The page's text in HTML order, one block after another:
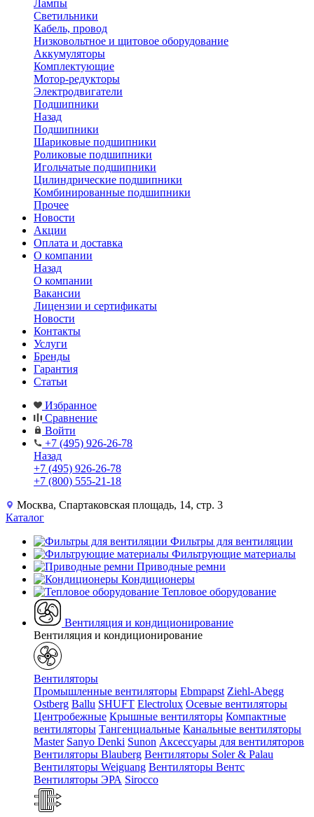
Лампы
Светильники
Кабель, провод
Низковольтное и щитовое оборудование
Аккумуляторы
Комплектующие
Мотор-редукторы
Электродвигатели
Подшипники
Назад
Подшипники
Шариковые подшипники
Роликовые подшипники
Игольчатые подшипники
Цилиндрические подшипники
Комбинированные подшипники
Прочее
Новости
Акции
Оплата и доставка
О компании
Назад
О компании
Вакансии
Лицензии и сертификаты
Новости
Контакты
Услуги
Бренды
Гарантия
Статьи
Избранное
Сравнение
Войти
+7 (495) 926-26-78
Назад
+7 (495) 926-26-78
+7 (800) 555-21-18
Москва, Спартаковская площадь, 14, стр. 3
Каталог
Фильтры для вентиляции
Фильтрующие материалы
Приводные ремни
Кондиционеры
Тепловое оборудование
Вентиляция и кондиционирование
Вентиляция и кондиционирование
Вентиляторы
Промышленные вентиляторы Ebmpapst Ziehl-Abegg
Ostberg Ballu SHUFT Electrolux Осевые вентиляторы
Центробежные Крышные вентиляторы Компактные
вентиляторы Тангенциальные Канальные вентиляторы
Master Sanyo Denki Sunon Аксессуары для вентиляторов
Вентиляторы Blauberg Вентиляторы Soler & Palau
Вентиляторы Weiguang Вентиляторы Вентс
Вентиляторы ЭРА Sirocco